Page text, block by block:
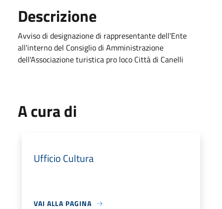
Descrizione
Avviso di designazione di rappresentante dell'Ente
all'interno del Consiglio di Amministrazione
dell'Associazione turistica pro loco Città di Canelli
A cura di
Ufficio Cultura
VAI ALLA PAGINA